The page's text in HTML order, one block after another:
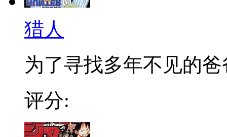
猎人
为了寻找多年不见的爸
评分: